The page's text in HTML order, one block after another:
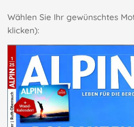
Wählen Sie Ihr gewünschtes
klicken):